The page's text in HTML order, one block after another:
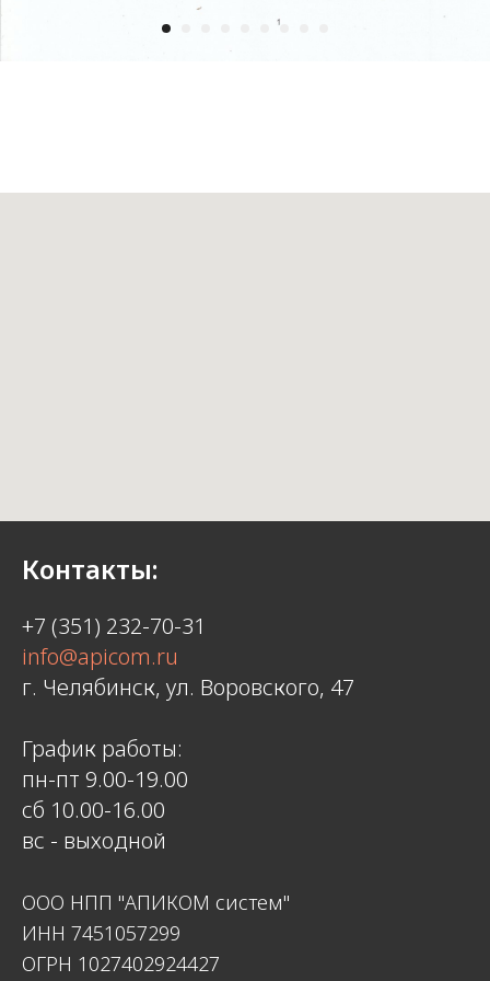
Контакты:
+7 (351) 232-70-31
info@apicom.ru
г. Челябинск, ул. Воровского, 47
График работы:
пн-пт 9.00-19.00
сб 10.00-16.00
вс - выходной
ООО НПП "АПИКОМ систем"
ИНН 7451057299
ОГРН 1027402924427